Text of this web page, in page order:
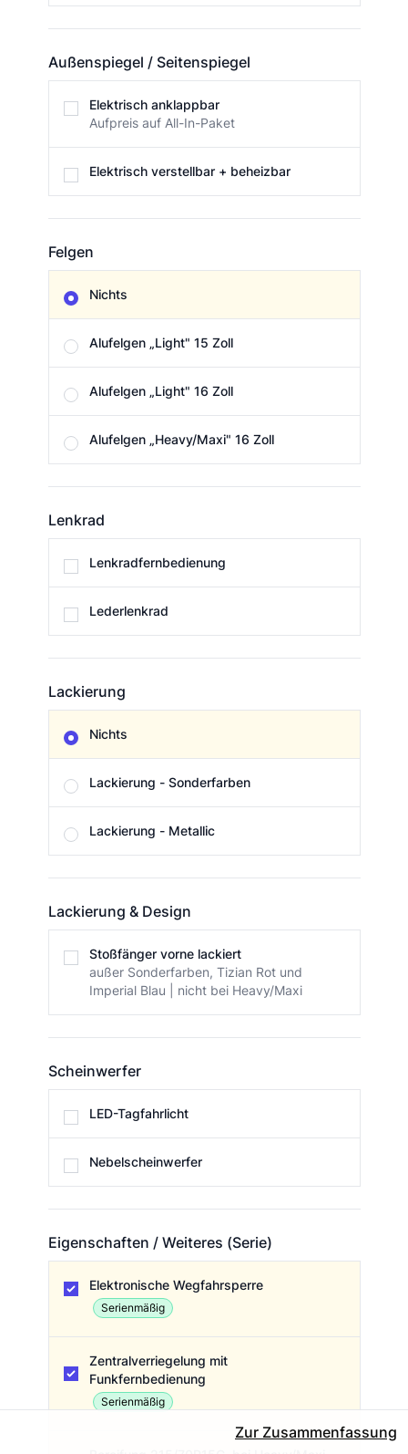
Außenspiegel / Seitenspiegel
Elektrisch anklappbar
Aufpreis auf All-In-Paket
Elektrisch verstellbar + beheizbar
Felgen
Nichts
Alufelgen „Light" 15 Zoll
Alufelgen „Light" 16 Zoll
Alufelgen „Heavy/Maxi" 16 Zoll
Lenkrad
Lenkradfernbedienung
Lederlenkrad
Lackierung
Nichts
Lackierung - Sonderfarben
Lackierung - Metallic
Lackierung & Design
Stoßfänger vorne lackiert
außer Sonderfarben, Tizian Rot und
Imperial Blau | nicht bei Heavy/Maxi
Scheinwerfer
LED-Tagfahrlicht
Nebelscheinwerfer
Eigenschaften / Weiteres (Serie)
Elektronische Wegfahrsperre
Serienmäßig
Zentralverriegelung mit
Funkfernbedienung
Serienmäßig
Zur Zusammenfassung